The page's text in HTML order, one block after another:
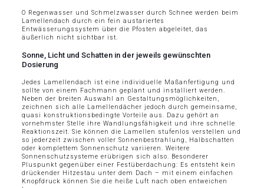
O Regenwasser und Schmelzwasser durch Schnee werden beim
Lamellendach durch ein fein austariertes
Entwässerungssystem über die Pfosten abgeleitet, das
äußerlich nicht sichtbar ist.
Sonne, Licht und Schatten in der jeweils gewünschten
Dosierung
Jedes Lamellendach ist eine individuelle Maßanfertigung und
sollte von einem Fachmann geplant und installiert werden.
Neben der breiten Auswahl an Gestaltungsmöglichkeiten,
zeichnen sich alle Lamellendächer jedoch durch gemeinsame,
quasi konstruktionsbedingte Vorteile aus. Dazu gehört an
vornehmster Stelle ihre Wandlungsfähigkeit und ihre schnelle
Reaktionszeit. Sie können die Lamellen stufenlos verstellen und
so jederzeit zwischen voller Sonnenbestrahlung, Halbschatten
oder komplettem Sonnenschutz variieren. Weitere
Sonnenschutzsysteme erübrigen sich also. Besonderer
Pluspunkt gegenüber einer Festüberdachung: Es entsteht kein
drückender Hitzestau unter dem Dach – mit einem einfachen
Knopfdruck können Sie die heiße Luft nach oben entweichen